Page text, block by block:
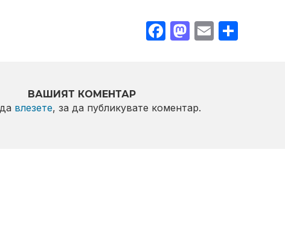
Facebook
Mastodon
EmailShare
ВАШИЯТ КОМЕНТАР
влезете, за да публикувате коментар.